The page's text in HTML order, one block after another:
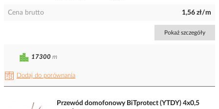
Cena brutto 1,56 zł/m
Pokaż szczegóły
Dodaj do porównania
17300 m
Przewód domofonowy BiTprotect (YTDY) 4x0,5